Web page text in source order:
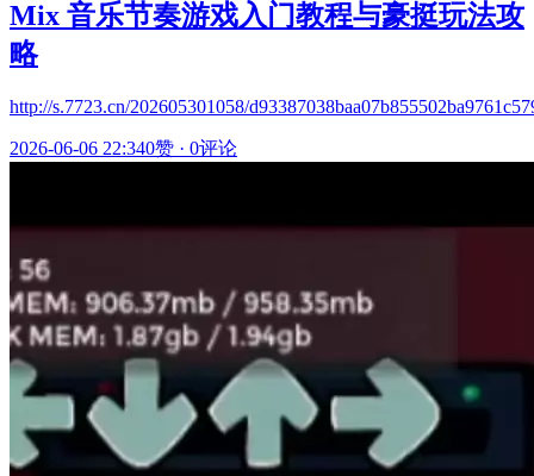
Mix 音乐节奏游戏入门教程与豪挺玩法攻
略
http://s.7723.cn/202605301058/
2026-06-06 22:340赞 · 0评论